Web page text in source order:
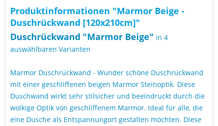
Produktinformationen "Marmor Beige -
Duschrückwand [120x210cm]"
Duschrückwand "Marmor Beige" in 4
auswählbaren Varianten
Marmor Duschrückwand - Wunder schöne Duschrückwand
mit einer geschliffenen beigen Marmor Steinoptik. Diese
Duschwand wirkt sehr stilsicher und beeindruckt durch die
wolkige Optik von geschliffenem Marmor. Ideal für alle, die
eine Dusche als Entspannungort gestalten möchten. Diese